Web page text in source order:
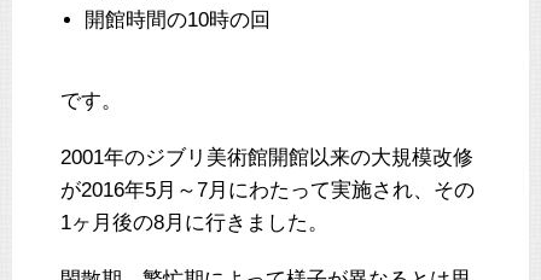
開館時間の10時の回
です。
2001年のジブリ美術館開館以来の大規模改修
が2016年5月～7月にわたって実施され、その
1ヶ月後の8月に行きました。